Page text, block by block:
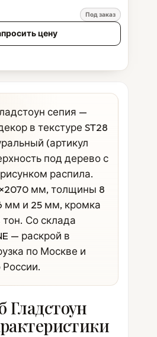
Под заказ
цену
сепия —
в текстуре ST28
(артикул
под дерево с
распила.
мм, толщины 8
мм и 25 мм, кромка
тон. Со склада
— раскрой в
по Москве и